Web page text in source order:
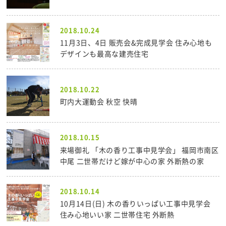
2018.10.24
11月3日、4日 販売会&完成見学会 住み心地も
デザインも最高な建売住宅
2018.10.22
町内大運動会 秋空 快晴
2018.10.15
来場御礼 「木の香り工事中見学会」 福岡市南区
中尾 二世帯だけど嫁が中心の家 外断熱の家
2018.10.14
10月14日(日) 木の香りいっぱい工事中見学会
住み心地いい家 二世帯住宅 外断熱